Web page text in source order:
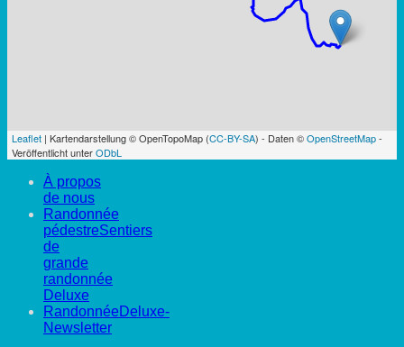
Leaflet | Kartendarstellung © OpenTopoMap (CC-BY-SA) - Daten ©OpenStreetMap-
Veröffentlicht unterODbL
À propos
de nous
Randonnée
pédestreSentiers
de
grande
randonnée
Deluxe
RandonnéeDeluxe-
Newsletter